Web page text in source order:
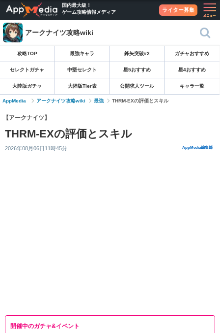
国内最大級！
ゲーム攻略情報メディア
ライター募集
アークナイツ攻略wiki
攻略TOP 最強キャラ 鋒矢突破#2 ガチャおすすめ
セレクトガチャ 中堅セレクト 星5おすすめ 星4おすすめ
大陸版ガチャ 大陸版Tier表 公開求人ツール キャラ一覧
AppMedia アークナイツ攻略wiki 最強 THRM-EXの評価とスキル
【アークナイツ】
THRM-EXの評価とスキル
2026年08月06日11時45分 AppMedia編集部
開催中のガチャ&イベント